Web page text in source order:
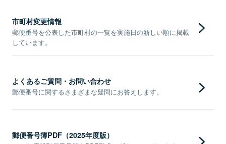
市町村変更情報
郵便番号を公表した市町村の一覧を実施日の新しい順に掲載
しています。
よくあるご質問・お問い合わせ
郵便番号に関するさまざまな疑問にお答えします。
郵便番号簿PDF（2025年度版）